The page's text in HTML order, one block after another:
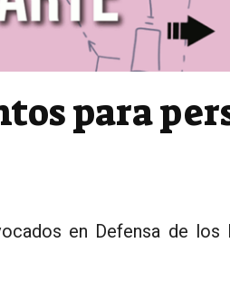
para
en Defensa de